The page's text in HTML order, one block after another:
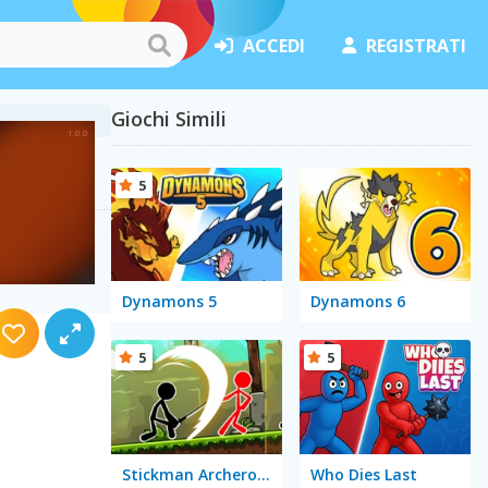
ACCEDI REGISTRATI
Giochi Simili
Dynamons 5
5
Dynamons 6
Stickman Archero Fight
5
Who Dies Last
5